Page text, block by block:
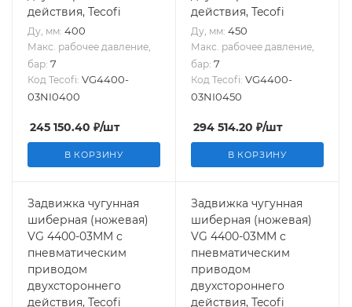
действия, Tecofi
Ду, мм: 400
Макс. рабочее давление,
бар: 7
Код Tecofi: VG4400-
03NI0400
245 150.40 ₽/шт
В КОРЗИНУ
действия, Tecofi
Ду, мм: 450
Макс. рабочее давление,
бар: 7
Код Tecofi: VG4400-
03NI0450
294 514.20 ₽/шт
В КОРЗИНУ
Задвижка чугунная
шиберная (ножевая)
VG 4400-03MM с
пневматическим
приводом
двухстороннего
действия, Tecofi
Задвижка чугунная
шиберная (ножевая)
VG 4400-03MM с
пневматическим
приводом
двухстороннего
действия, Tecofi